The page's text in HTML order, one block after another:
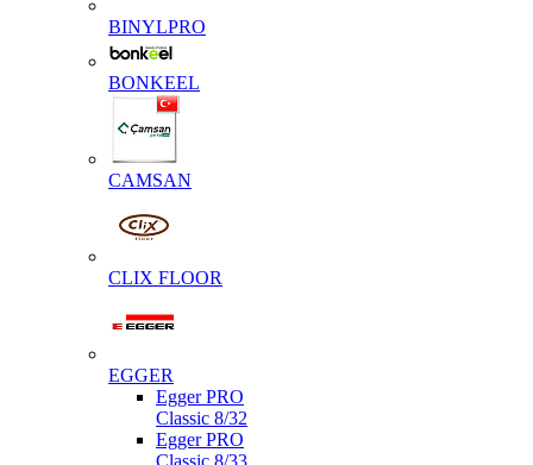
BINYLPRO
BONKEEL
CAMSAN
CLIX FLOOR
EGGER
Egger PRO
Classic 8/32
Egger PRO
Classic 8/33